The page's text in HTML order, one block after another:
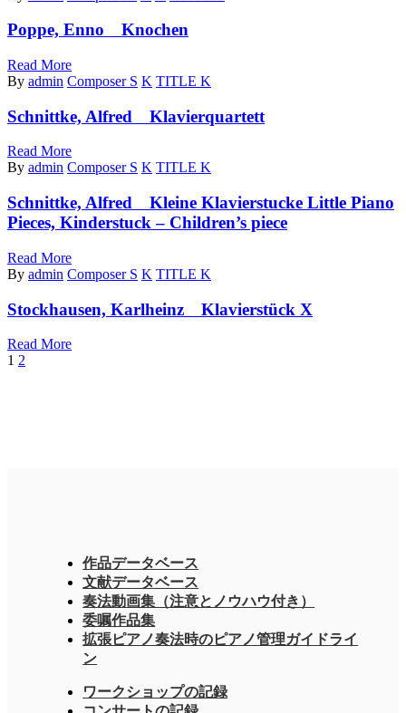
Poppe, Enno Knochen
Read More
By admin Composer S K TITLE K
Schnittke, Alfred Klavierquartett
Read More
By admin Composer S K TITLE K
Schnittke, Alfred Kleine Klavierstucke Little Piano
Pieces, Kinderstuck – Children’s piece
Read More
By admin Composer S K TITLE K
Stockhausen, Karlheinz Klavierstück X
Read More
1 2
作品データベース
文献データベース
奏法動画集（注意とノウハウ付き）
委嘱作品集
拡張ピアノ奏法時のピアノ管理ガイドライ
ン
ワークショップの記録